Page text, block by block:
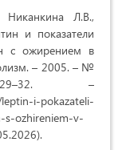
Никанкина Л.В.,
и показатели
с ожирением в
– 2005. – №
–
i-pokazateli-
s-ozhireniem-v-